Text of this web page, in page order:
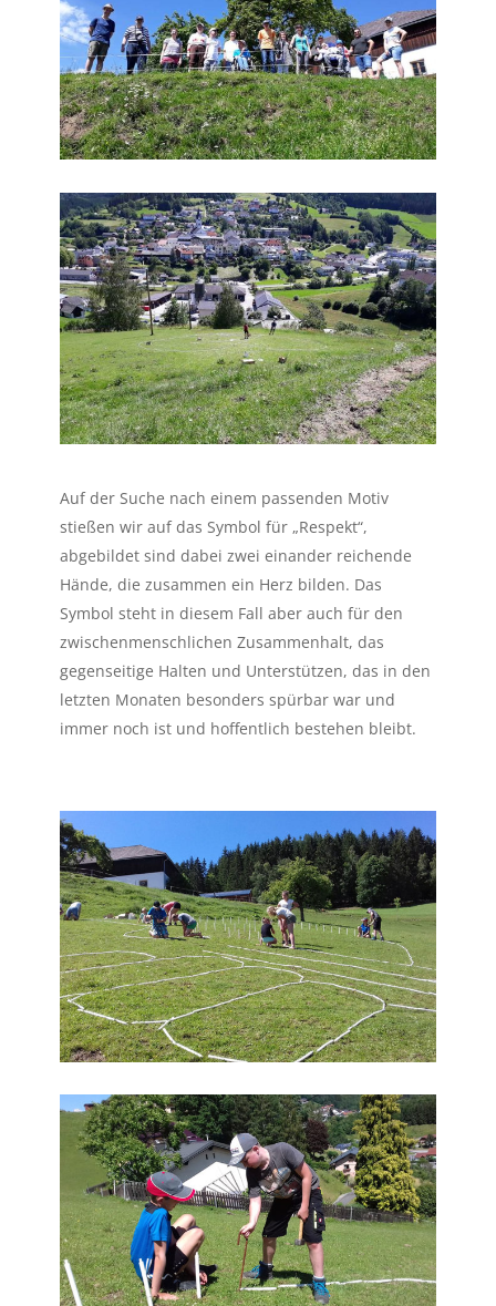
Auf der Suche nach einem passenden Motiv
stießen wir auf das Symbol für „Respekt“,
abgebildet sind dabei zwei einander reichende
Hände, die zusammen ein Herz bilden. Das
Symbol steht in diesem Fall aber auch für den
zwischenmenschlichen Zusammenhalt, das
gegenseitige Halten und Unterstützen, das in den
letzten Monaten besonders spürbar war und
immer noch ist und hoffentlich bestehen bleibt.